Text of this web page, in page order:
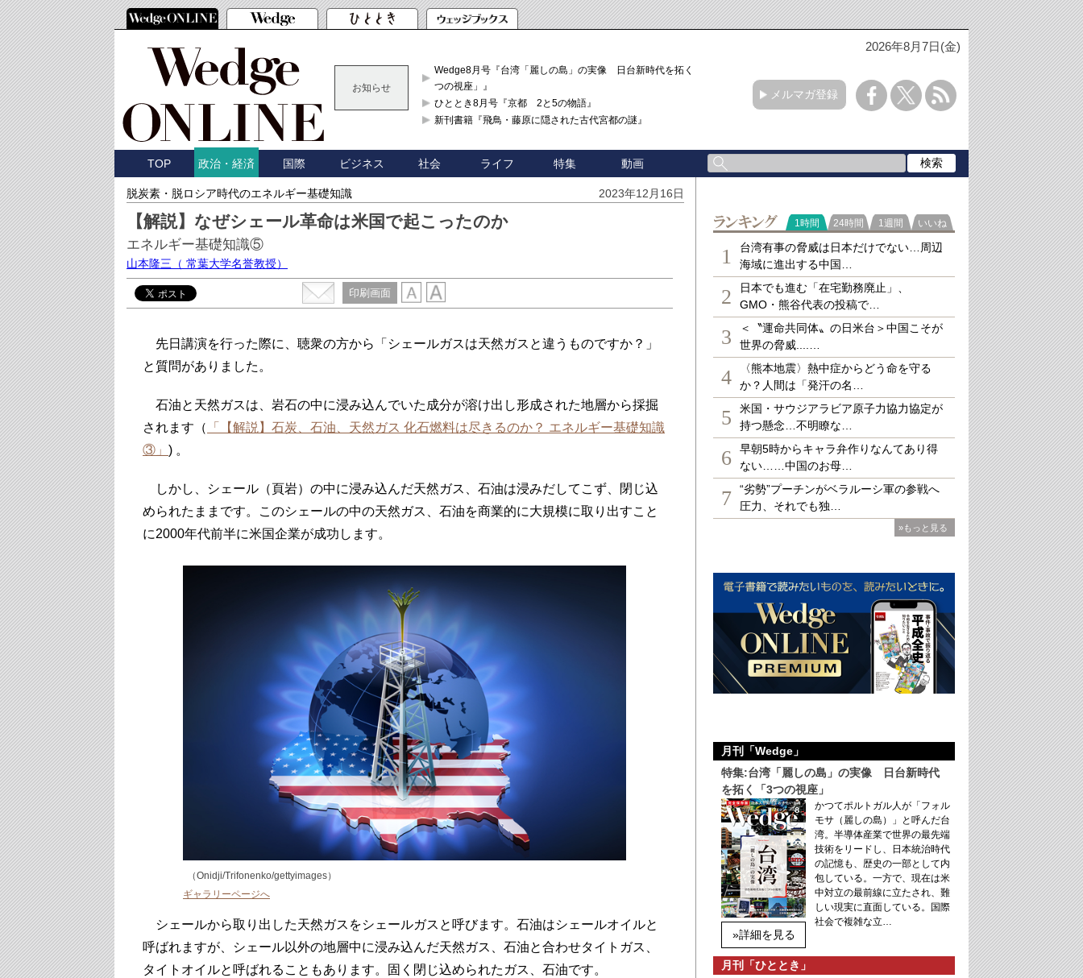
2026年8月7日(金)
お知らせ
Wedge8月号『台湾「麗しの島」の実像 日台新時代を拓く「3
つの視座」』
ひととき8月号『京都 2と5の物語』
新刊書籍『飛鳥・藤原に隠された古代宮都の謎』
メルマガ登録
TOP 政治・経済 国際 ビジネス 社会 ライフ 特集 動画
脱炭素・脱ロシア時代のエネルギー基礎知識 2023年12月16日
【解説】なぜシェール革命は米国で起こったのか
エネルギー基礎知識⑤
山本隆三 （ 常葉大学名誉教授）
印刷画面
先日講演を行った際に、聴衆の方から「シェールガスは天然ガスと違うものですか？」
と質問がありました。
石油と天然ガスは、岩石の中に浸み込んでいた成分が溶け出し形成された地層から採掘
されます（
「【解説】石炭、石油、天然ガス 化石燃料は尽きるのか？ エネルギー基礎知識
③」 ) 。
しかし、シェール（頁岩）の中に浸み込んだ天然ガス、石油は浸みだしてこず、閉じ込
められたままです。このシェールの中の天然ガス、石油を商業的に大規模に取り出すこと
に2000年代前半に米国企業が成功します。
（Onidji/Trifonenko/gettyimages）
ギャラリーページへ
シェールから取り出した天然ガスをシェールガスと呼びます。石油はシェールオイルと
呼ばれますが、シェール以外の地層中に浸み込んだ天然ガス、石油と合わせタイトガス、
タイトオイルと呼ばれることもあります。固く閉じ込められたガス、石油です。
ランキング
1時間 24時間 1週間 いいね
1
台湾有事の脅威は日本だけでない…周辺
海域に進出する中国…
2
日本でも進む「在宅勤務廃止」、
GMO・熊谷代表の投稿で…
3
＜〝運命共同体〟の日米台＞中国こそが
世界の脅威....…
4
〈熊本地震〉熱中症からどう命を守る
か？人間は「発汗の名…
5
米国・サウジアラビア原子力協力協定が
持つ懸念…不明瞭な…
6
早朝5時からキャラ弁作りなんてあり得
ない……中国のお母…
7
“劣勢”プーチンがベラルーシ軍の参戦へ
圧力、それでも独…
»もっと見る
月刊「Wedge」
特集:台湾「麗しの島」の実像 日台新時代
を拓く「3つの視座」
»詳細を見る
かつてポルトガル人が「フォル
モサ（麗しの島）」と呼んだ台
湾。半導体産業で世界の最先端
技術をリードし、日本統治時代
の記憶も、歴史の一部として内
包している。一方で、現在は米
中対立の最前線に立たされ、難
しい現実に直面している。国際
社会で複雑な立…
月刊「ひととき」